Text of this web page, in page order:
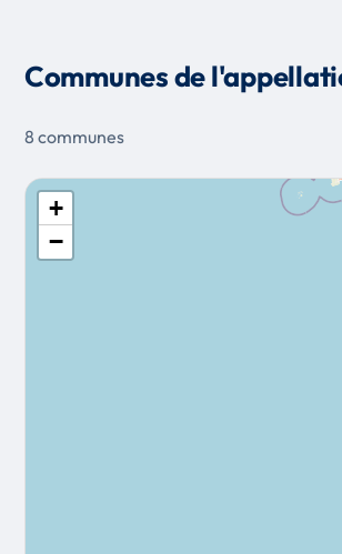
Communes de
8 communes
+
−